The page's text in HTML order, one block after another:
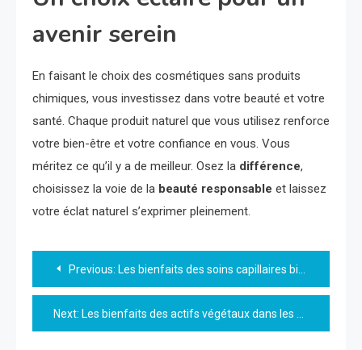
avenir serein
En faisant le choix des cosmétiques sans produits
chimiques, vous investissez dans votre beauté et votre
santé. Chaque produit naturel que vous utilisez renforce
votre bien-être et votre confiance en vous. Vous
méritez ce qu’il y a de meilleur. Osez la différence,
choisissez la voie de la beauté responsable et laissez
votre éclat naturel s’exprimer pleinement.
Navigation
de
l’article
Previous: Les bienfaits des soins capillaires bio pour des cheveux en pleine santé
Next: Les bienfaits des actifs végétaux dans les cosmétiques